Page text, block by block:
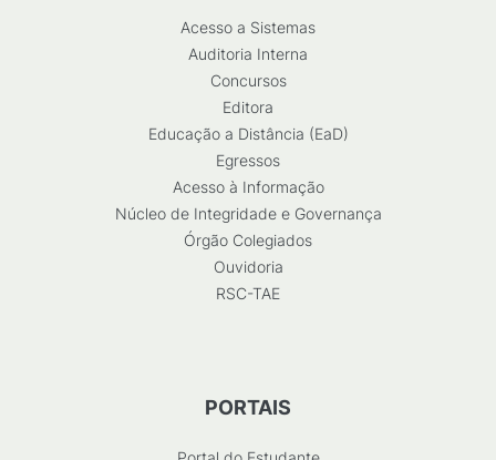
Acesso a Sistemas
Auditoria Interna
Concursos
Editora
Educação a Distância (EaD)
Egressos
Acesso à Informação
Núcleo de Integridade e Governança
Órgão Colegiados
Ouvidoria
RSC-TAE
PORTAIS